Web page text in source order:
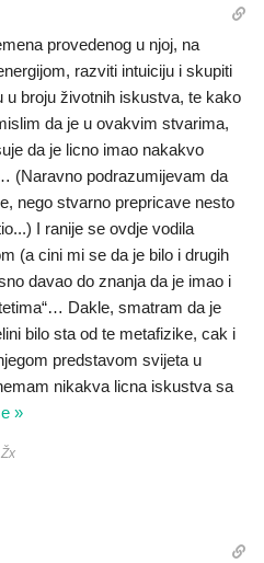
provedenog u njoj, na
razviti intuiciju i skupiti
broju životnih iskustva, te kako
da je u ovakvim stvarima,
da je licno imao nakakvo
(Naravno podrazumijevam da
nego stvarno prepricave nesto
I ranije se ovdje vodila
(a cini mi se da je bilo i drugih
davao do znanja da je imao i
Dakle, smatram da je
bilo sta od te metafizike, cak i
predstavom svijeta u
nikakva licna iskustva sa
»